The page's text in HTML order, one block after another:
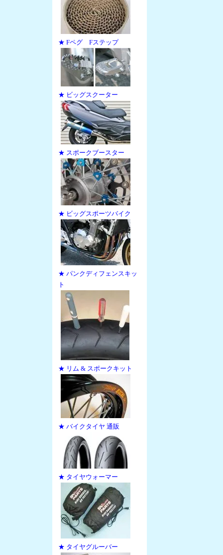
★ Fペグ Fステップ
★ ビッグスクーター
★ スポークブースター
★ ビッグスポーツバイク
★ パンクディフェンスキッ
ト
★ リム & スポークキット
★ バイクタイヤ 通販
★ タイヤウォーマー
★ タイヤグルーバー